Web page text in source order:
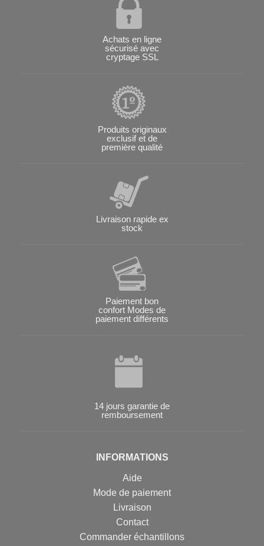
Achats en ligne
sécurisé avec
cryptage SSL
Produits originaux
exclusif et de
première qualité
Livraison rapide ex
stock
Paiement bon
confort Modes de
paiement différents
14 jours garantie de
remboursement
INFORMATIONS
Aide
Mode de paiement
Livraison
Contact
Commander échantillons